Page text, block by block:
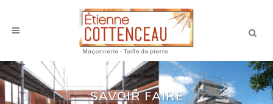
SAVOIR FAIRE